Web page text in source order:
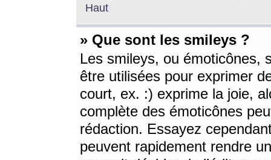
Haut
» Que sont les smileys ?
Les smileys, ou émoticônes,
être utilisées pour exprimer
court, ex. :) exprime la joie,
complète des émoticônes
rédaction. Essayez
peuvent rapidement rendre